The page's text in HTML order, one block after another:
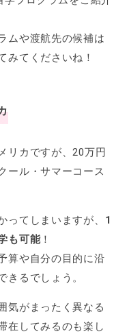
ムや渡航先の候補は
みてくださいね！
リカですが、20万円
ール・サマーコース
ってしまいますが、 1
も可能！
算や自分の目的に沿
きるでしょう。
気がまったく異なる
在してみるのも楽し